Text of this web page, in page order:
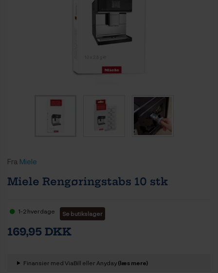
Fra Miele
Miele Rengøringstabs 10 stk
1-2 hverdage Se butikslager
169,95 DKK
Finansier med ViaBill eller Anyday(læs mere)